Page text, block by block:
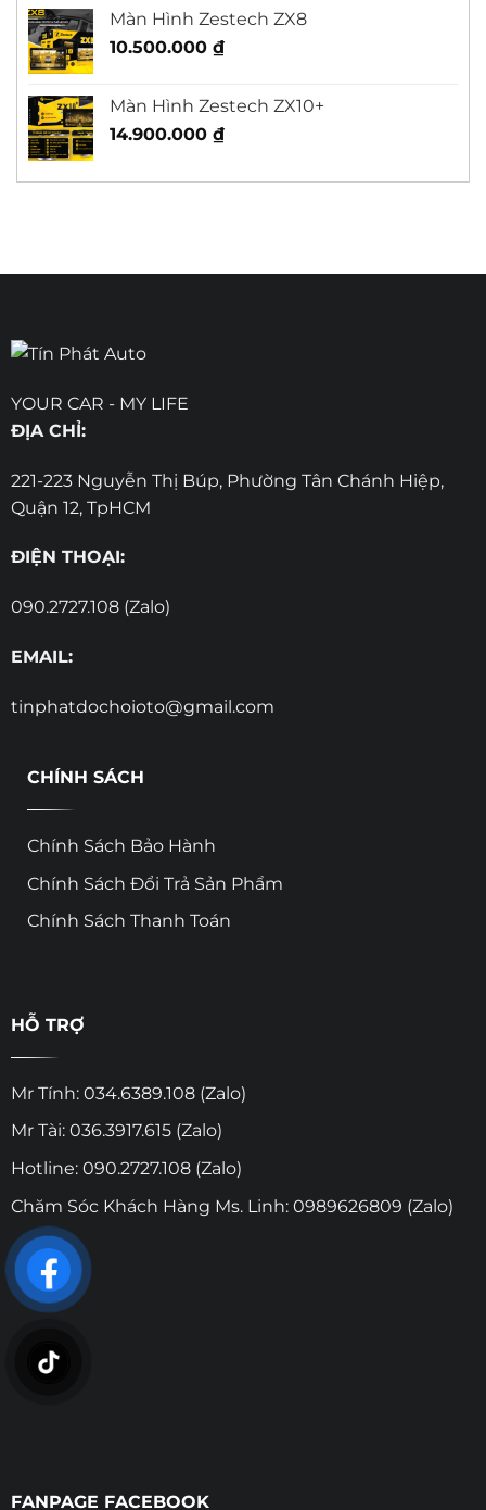
Màn Hình Zestech ZX8
10.500.000 ₫
Màn Hình Zestech ZX10+
14.900.000 ₫
YOUR CAR - MY LIFE
ĐỊA CHỈ:
221-223 Nguyễn Thị Búp, Phường Tân Chánh Hiệp,
Quận 12, TpHCM
ĐIỆN THOẠI:
090.2727.108 (Zalo)
EMAIL:
tinphatdochoioto@gmail.com
CHÍNH SÁCH
Chính Sách Bảo Hành
Chính Sách Đổi Trả Sản Phẩm
Chính Sách Thanh Toán
HỖ TRỢ
Mr Tính: 034.6389.108 (Zalo)
Mr Tài: 036.3917.615 (Zalo)
Hotline: 090.2727.108 (Zalo)
Chăm Sóc Khách Hàng Ms. Linh: 0989626809 (Zalo)
FANPAGE FACEBOOK